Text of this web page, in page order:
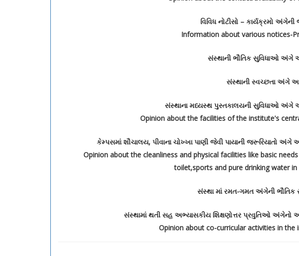
વિવિધ નોટીસો – કાર્યક્રમો અંગેની
Information about various notices-
સંસ્થાની ભૌતિક સુવિધાઓ અંગે
સંસ્થાની સ્વચ્છતા અંગે
સંસ્થાના મધ્યસ્થ પુસ્તકાલયની સુવિધાઓ અંગે
Opinion about the facilities of the institute's
કેમ્પસમાં શૌચાલય, પીવાના ચોખ્ખા પાણી જેવી પાયાની જરૂરિયાતો અંગે
Opinion about the cleanliness and physical facilities like basic
toilet,sports and pure drinking water in
સંસ્થા માં રમત-ગમત અંગેની ભૌતિક
સંસ્થામાં થતી સહ અભ્યાસકીય શિક્ષણોત્તર પ્રવુતિઓ અંગેનો
Opinion about co-curricular activities in the